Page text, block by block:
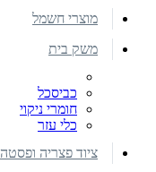
מוצרי חשמל
משק בית
כביסכל
חומרי ניקוי
כלי עזר
ציוד פצריה ופסטה